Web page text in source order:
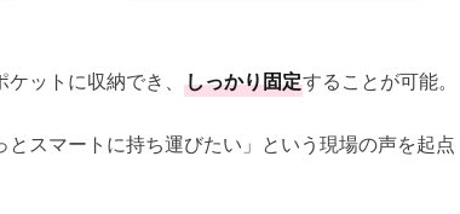
ットに収納でき、 しっかり固定することが可能。
スマートに持ち運びたい」という現場の声を起点